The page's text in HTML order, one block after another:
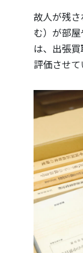
故人が残
む）が部
は、出張
評価させて